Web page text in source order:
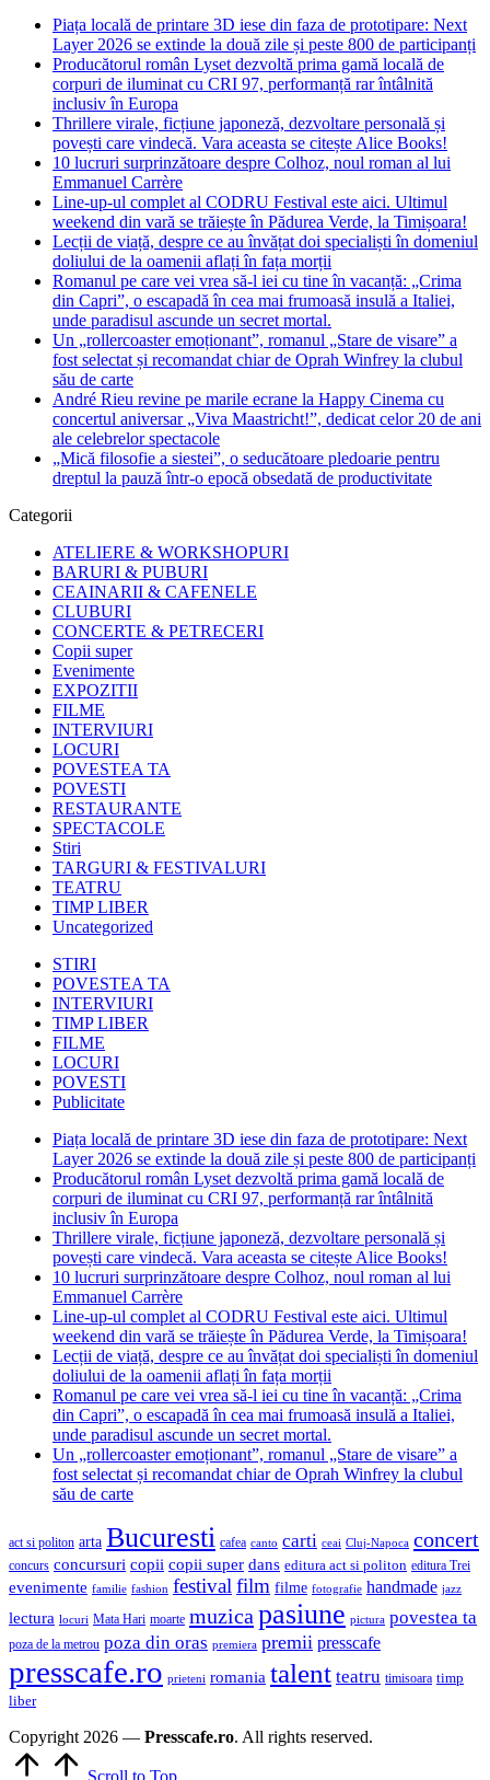
Piața locală de printare 3D iese din faza de prototipare: Next
Layer 2026 se extinde la două zile și peste 800 de participanți
Producătorul român Lyset dezvoltă prima gamă locală de
corpuri de iluminat cu CRI 97, performanță rar întâlnită
inclusiv în Europa
Thrillere virale, ficțiune japoneză, dezvoltare personală și
povești care vindecă. Vara aceasta se citește Alice Books!
10 lucruri surprinzătoare despre Colhoz, noul roman al lui
Emmanuel Carrère
Line-up-ul complet al CODRU Festival este aici. Ultimul
weekend din vară se trăiește în Pădurea Verde, la Timișoara!
Lecții de viață, despre ce au învățat doi specialiști în domeniul
doliului de la oamenii aflați în fața morții
Romanul pe care vei vrea să-l iei cu tine în vacanță: „Crima
din Capri”, o escapadă în cea mai frumoasă insulă a Italiei,
unde paradisul ascunde un secret mortal.
Un „rollercoaster emoționant”, romanul „Stare de visare” a
fost selectat și recomandat chiar de Oprah Winfrey la clubul
său de carte
André Rieu revine pe marile ecrane la Happy Cinema cu
concertul aniversar „Viva Maastricht!”, dedicat celor 20 de ani
ale celebrelor spectacole
„Mică filosofie a siestei”, o seducătoare pledoarie pentru
dreptul la pauză într-o epocă obsedată de productivitate
Categorii
ATELIERE & WORKSHOPURI
BARURI & PUBURI
CEAINARII & CAFENELE
CLUBURI
CONCERTE & PETRECERI
Copii super
Evenimente
EXPOZITII
FILME
INTERVIURI
LOCURI
POVESTEA TA
POVESTI
RESTAURANTE
SPECTACOLE
Stiri
TARGURI & FESTIVALURI
TEATRU
TIMP LIBER
Uncategorized
STIRI
POVESTEA TA
INTERVIURI
TIMP LIBER
FILME
LOCURI
POVESTI
Publicitate
Piața locală de printare 3D iese din faza de prototipare: Next
Layer 2026 se extinde la două zile și peste 800 de participanți
Producătorul român Lyset dezvoltă prima gamă locală de
corpuri de iluminat cu CRI 97, performanță rar întâlnită
inclusiv în Europa
Thrillere virale, ficțiune japoneză, dezvoltare personală și
povești care vindecă. Vara aceasta se citește Alice Books!
10 lucruri surprinzătoare despre Colhoz, noul roman al lui
Emmanuel Carrère
Line-up-ul complet al CODRU Festival este aici. Ultimul
weekend din vară se trăiește în Pădurea Verde, la Timișoara!
Lecții de viață, despre ce au învățat doi specialiști în domeniul
doliului de la oamenii aflați în fața morții
Romanul pe care vei vrea să-l iei cu tine în vacanță: „Crima
din Capri”, o escapadă în cea mai frumoasă insulă a Italiei,
unde paradisul ascunde un secret mortal.
Un „rollercoaster emoționant”, romanul „Stare de visare” a
fost selectat și recomandat chiar de Oprah Winfrey la clubul
său de carte
act si politon arta Bucuresti cafea canto carti ceai Cluj-Napoca concert
concurs concursuri copii copii super dans editura act si politon editura Trei
evenimente familie fashion festival film filme fotografie handmade jazz
lectura locuri Mata Hari moarte muzica pasiune pictura povestea ta
poza de la metrou poza din oras premiera premii presscafe
presscafe.ro prieteni romania talent teatru timisoara timp
liber
Copyright 2026 — Presscafe.ro. All rights reserved.
Scroll to Top